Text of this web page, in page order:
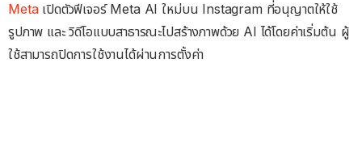
Metaเปิดตัวฟีเจอร์ Meta AI ใหม่บน Instagram ที่อนุญาตให้ใช้
รูปภาพ และ วิดีโอแบบสาธารณะไปสร้างภาพด้วย AI ได้โดยค่าเริ่มต้น ผู้
ใช้สามารถปิดการใช้งานได้ผ่านการตั้งค่า